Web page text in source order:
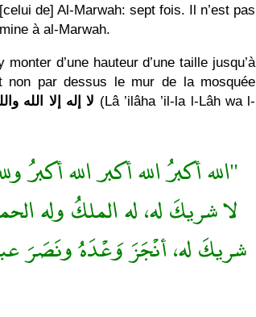
de] Al-Marwah: sept fois. Il n’est pas
à al-Marwah.
d’une hauteur d’une taille jusqu’à
non par dessus le mur de la mosquée
لا إله إلا الله (Lâ ’ilâha ’il-la l-Lâh wa l-
"الله أكبرُ الله أكبر الله
لا شريكَ له، له الملكُ وله
شريكَ له، أنْجَزَ وَعْدَهُ ونَصَرَ